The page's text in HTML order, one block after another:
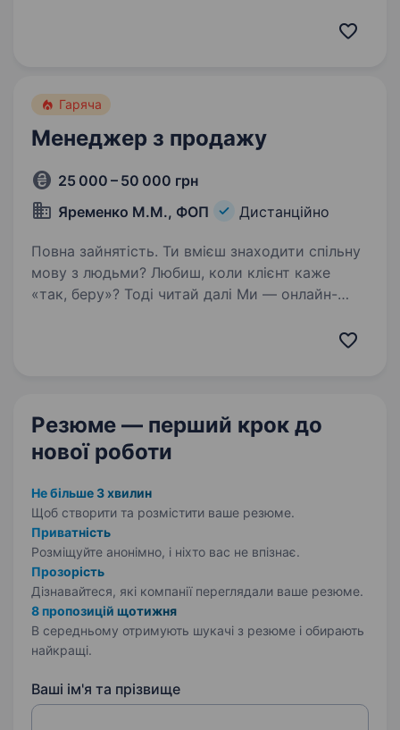
зі США, який працює на ринку…
Гаряча
Менеджер з продажу
25 000 – 50 000 грн
Яременко М.М., ФОП
Дистанційно
Повна зайнятість. Ти вмієш знаходити спільну
мову з людьми? Любиш, коли клієнт каже
«так, беру»? Тоді читай далі Ми — онлайн-
Резюме — перший крок до
нової роботи
Не більше 3 хвилин
Щоб створити та розмістити ваше резюме.
Приватність
Розміщуйте анонімно, і ніхто вас не впізнає.
Прозорість
Дізнавайтеся, які компанії переглядали ваше резюме.
8 пропозицій щотижня
В середньому отримують шукачі з резюме і обирають
найкращі.
Ваші ім'я та прізвище